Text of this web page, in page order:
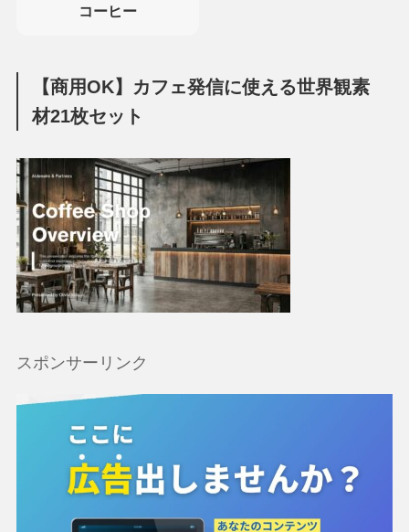
コーヒー
【商用OK】カフェ発信に使える世界観素
材21枚セット
スポンサーリンク